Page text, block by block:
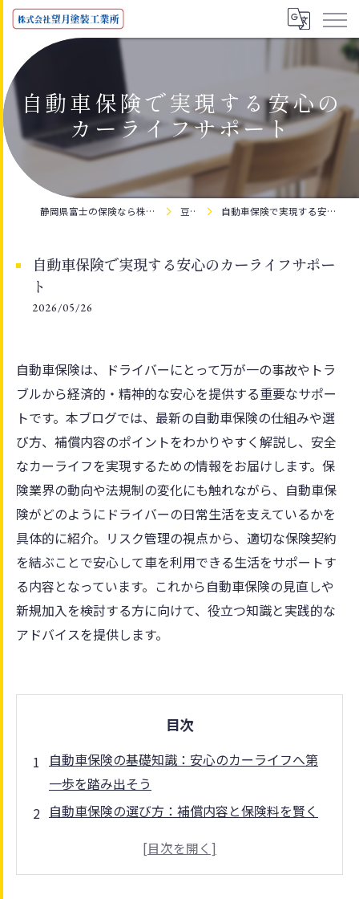
自動車保険で実現する安心の
カーライフサポート
静岡県富士の保険なら株式会社望月塗装工業所 豆知識 自動車保険で実現する安心のカーライフサポート
自動車保険で実現する安心のカーライフサポー
ト
2026/05/26
自動車保険は、ドライバーにとって万が一の事故やトラ
ブルから経済的・精神的な安心を提供する重要なサポー
トです。本ブログでは、最新の自動車保険の仕組みや選
び方、補償内容のポイントをわかりやすく解説し、安全
なカーライフを実現するための情報をお届けします。保
険業界の動向や法規制の変化にも触れながら、自動車保
険がどのようにドライバーの日常生活を支えているかを
具体的に紹介。リスク管理の視点から、適切な保険契約
を結ぶことで安心して車を利用できる生活をサポートす
る内容となっています。これから自動車保険の見直しや
新規加入を検討する方に向けて、役立つ知識と実践的な
アドバイスを提供します。
目次
自動車保険の基礎知識：安心のカーライフへ第
一歩を踏み出そう
自動車保険の選び方：補償内容と保険料を賢く
事故やトラブルに備える！最新の自動車保険の